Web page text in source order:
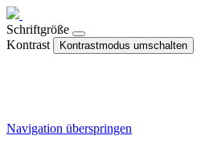
Schriftgröße
Kontrast
Kontrastmodus umschalten
Navigation überspringen